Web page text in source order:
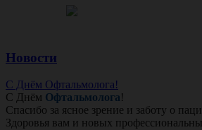
Новости
С Днём Офтальмолога!
С Днём Офтальмолога!
Спасибо за ясное зрение и заботу о
Здоровья вам и новых